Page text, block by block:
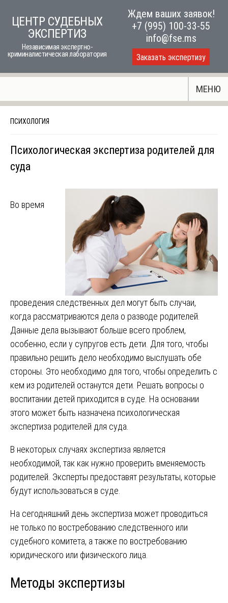
ЦЕНТР СУДЕБНЫХ
ЭКСПЕРТИЗ
Независимая экспертно-
криминалистическая лаборатория
Ждем ваших заявок!
+7 (995) 100-33-55
info@fse.ms
Заказать экспертизу
МЕНЮ
ПСИХОЛОГИЯ
Психологическая экспертиза родителей для
суда
Во время
проведения следственных дел могут быть случаи,
когда рассматриваются дела о разводе родителей.
Данные дела вызывают больше всего проблем,
особенно, если у супругов есть дети. Для того, чтобы
правильно решить дело необходимо выслушать обе
стороны. Это необходимо для того, чтобы определить с
кем из родителей останутся дети. Решать вопросы о
воспитании детей приходится в суде. На основании
этого может быть назначена психологическая
экспертиза родителей для суда.
В некоторых случаях экспертиза является
необходимой, так как нужно проверить вменяемость
родителей. Эксперты предоставят результаты, которые
будут использоваться в суде.
На сегодняшний день экспертиза может проводиться
не только по востребованию следственного или
судебного комитета, а также по востребованию
юридического или физического лица.
Методы экспертизы